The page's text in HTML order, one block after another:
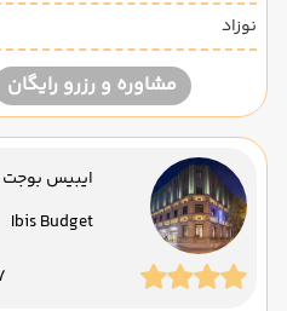
نوزاد
مشاوره و رزرو رایگان
ایبیس بوجت
Ibis Budget
7